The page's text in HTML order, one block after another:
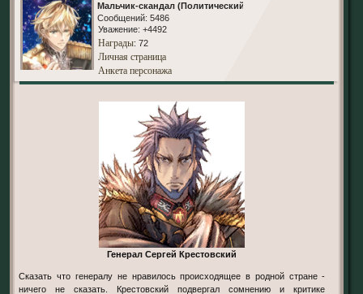
Мальчик-скандал (Политический)
Сообщений: 5486
Уважение: +4492
Награды: 72
Личная страница
Анкета персонажа
Генерал Сергей Крестовский
Сказать что генералу не нравилось происходящее в родной стране -
ничего не сказать. Крестовский подвергал сомнению и критике